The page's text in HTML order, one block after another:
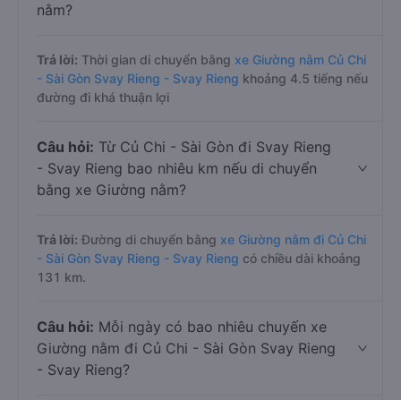
nằm?
Trả lời: Thời gian di chuyển bằng xe Giường nằm Củ Chi
- Sài Gòn Svay Rieng - Svay Rieng khoảng 4.5 tiếng nếu
đường đi khá thuận lợi
Câu hỏi: Từ Củ Chi - Sài Gòn đi Svay Rieng
- Svay Rieng bao nhiêu km nếu di chuyển
bằng xe Giường nằm?
Trả lời: Đường di chuyển bằng xe Giường nằm đi Củ Chi
- Sài Gòn Svay Rieng - Svay Rieng có chiều dài khoảng
131 km.
Câu hỏi: Mỗi ngày có bao nhiêu chuyến xe
Giường nằm đi Củ Chi - Sài Gòn Svay Rieng
- Svay Rieng?